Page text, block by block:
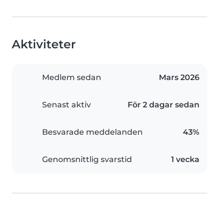
Aktiviteter
Medlem sedan Mars 2026
Senast aktiv För 2 dagar sedan
Besvarade meddelanden 43%
Genomsnittlig svarstid 1 vecka